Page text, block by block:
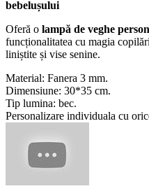
bebelușului
Oferă o lampă de veghe
funcționalitatea cu magia
liniștite și vise senine.
Material: Fanera 3 mm.
Dimensiune: 30*35 cm.
Tip lumina: bec.
Personalizare individuala cu